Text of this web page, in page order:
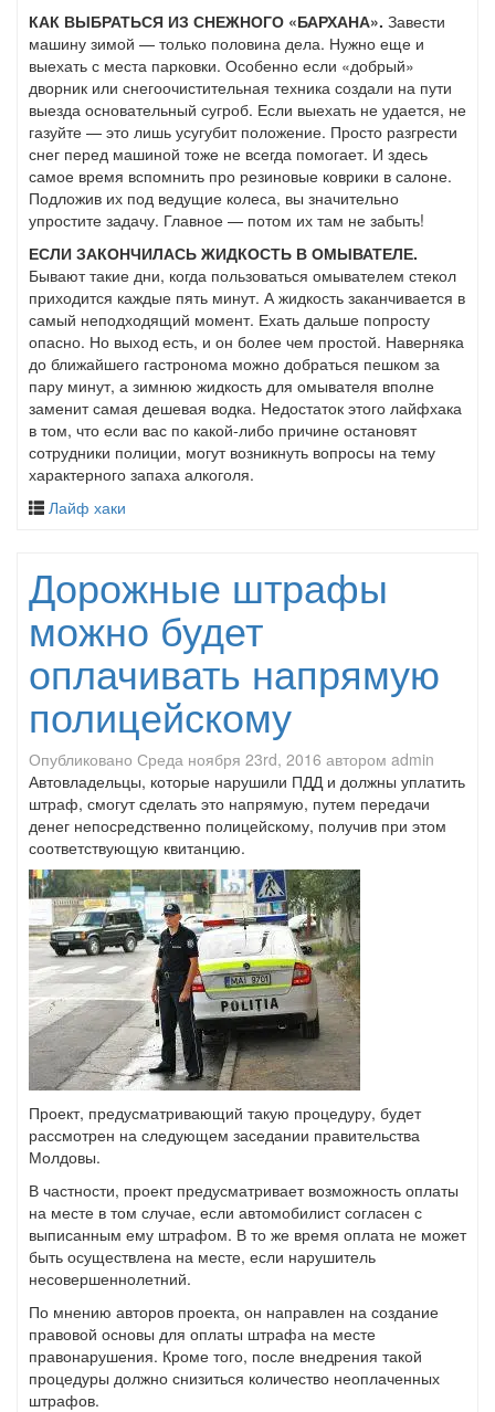
КАК ВЫБРАТЬСЯ ИЗ СНЕЖНОГО «БАРХАНА». Завести
машину зимой — только половина дела. Нужно еще и
выехать с места парковки. Особенно если «добрый»
дворник или снегоочистительная техника создали на пути
выезда основательный сугроб. Если выехать не удается, не
газуйте — это лишь усугубит положение. Просто разгрести
снег перед машиной тоже не всегда помогает. И здесь
самое время вспомнить про резиновые коврики в салоне.
Подложив их под ведущие колеса, вы значительно
упростите задачу. Главное — потом их там не забыть!
ЕСЛИ ЗАКОНЧИЛАСЬ ЖИДКОСТЬ В ОМЫВАТЕЛЕ.
Бывают такие дни, когда пользоваться омывателем стекол
приходится каждые пять минут. А жидкость заканчивается в
самый неподходящий момент. Ехать дальше попросту
опасно. Но выход есть, и он более чем простой. Наверняка
до ближайшего гастронома можно добраться пешком за
пару минут, а зимнюю жидкость для омывателя вполне
заменит самая дешевая водка. Недостаток этого лайфхака
в том, что если вас по какой-либо причине остановят
сотрудники полиции, могут возникнуть вопросы на тему
характерного запаха алкоголя.
Лайф хаки
Дорожные штрафы
можно будет
оплачивать напрямую
полицейскому
Опубликовано Среда ноября 23rd, 2016 автором admin
Автовладельцы, которые нарушили ПДД и должны уплатить
штраф, смогут сделать это напрямую, путем передачи
денег непосредственно полицейскому, получив при этом
соответствующую квитанцию.
Проект, предусматривающий такую процедуру, будет
рассмотрен на следующем заседании правительства
Молдовы.
В частности, проект предусматривает возможность оплаты
на месте в том случае, если автомобилист согласен с
выписанным ему штрафом. В то же время оплата не может
быть осуществлена на месте, если нарушитель
несовершеннолетний.
По мнению авторов проекта, он направлен на создание
правовой основы для оплаты штрафа на месте
правонарушения. Кроме того, после внедрения такой
процедуры должно снизиться количество неоплаченных
штрафов.